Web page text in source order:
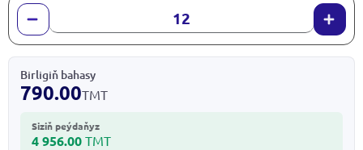
Birligiň bahasy
790.00TMT
Siziň peýdaňyz
4 956.00 TMT